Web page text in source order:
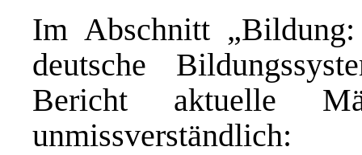
Im Abschnitt
deutsche
Bericht aktuelle
unmissverständlich: